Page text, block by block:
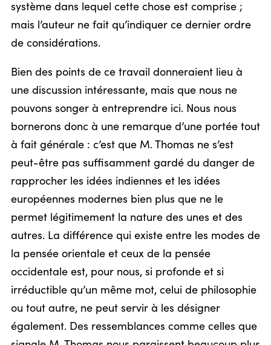
système dans lequel cette chose est comprise ;
mais l’auteur ne fait qu’indiquer ce dernier ordre
de considérations.
Bien des points de ce travail donneraient lieu à
une discussion intéressante, mais que nous ne
pouvons songer à entreprendre ici. Nous nous
bornerons donc à une remarque d’une portée tout
à fait générale : c’est que M. Thomas ne s’est
peut-être pas suffisamment gardé du danger de
rapprocher les idées indiennes et les idées
européennes modernes bien plus que ne le
permet légitimement la nature des unes et des
autres. La différence qui existe entre les modes de
la pensée orientale et ceux de la pensée
occidentale est, pour nous, si profonde et si
irréductible qu’un même mot, celui de philosophie
ou tout autre, ne peut servir à les désigner
également. Des ressemblances comme celles que